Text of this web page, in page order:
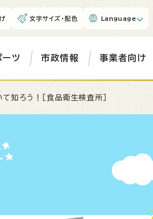
文字サイズ・配色 Language
ーツ 市政情報 事業者向け
ろう！［食品衛生検査所］